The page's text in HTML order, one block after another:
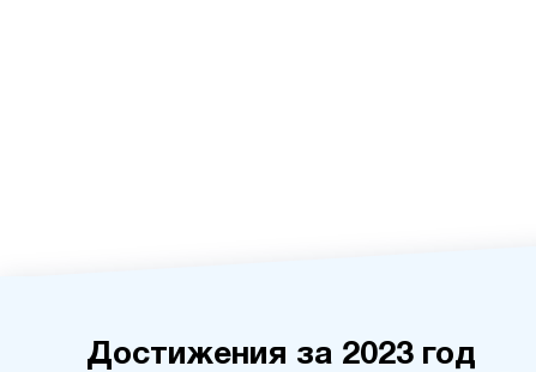
Достижения за 2023 год